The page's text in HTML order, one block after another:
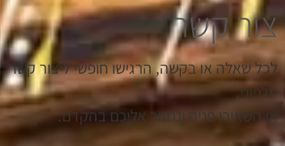
צור קשר
לכל שאלה או בקשה, הרגישו חופשי ליצור קשר
טלפוני.
או השאירו פניה ונחזור אליכם בהקדם.